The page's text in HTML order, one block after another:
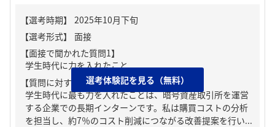
【面接で聞かれた質問1】
学生時代に力を入れたこと
【質問に対する回答1】
学生時代に最も力を入れたことは、暗号資産取引所を運営
する企業での長期インターンです。私は購買コストの分析
を担当し、約7％のコスト削減につながる改善提案を行い...
選考体験記を見る（無料）